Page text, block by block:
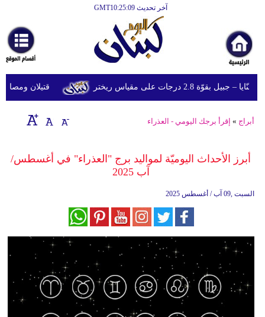
آخر تحديث GMT10:25:09
أخبارعاجلة
رياضة
ثقافة
إقتصاد
وموسيقى
سياحة
وسفر
ديكور
قتيلان ومصابون جراء 14 غارة إسرائيلية على شرق 2.8 درجات على مقياس ريختر
أبراج » إقرأ برجك اليومي - العذراء
أبرز الأحداث اليوميّة لمواليد برج "العذراء" في أغسطس/
آب 2025
السبت ,09 آب / أغسطس 2025